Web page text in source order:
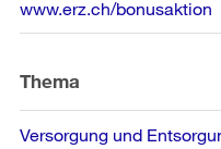
Informationen
www.erz.ch/bonusaktion
Thema
Versorgung und